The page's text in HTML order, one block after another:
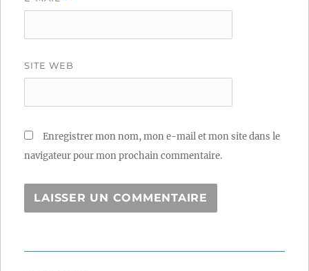
SITE WEB
Enregistrer mon nom, mon e-mail et mon site dans le
navigateur pour mon prochain commentaire.